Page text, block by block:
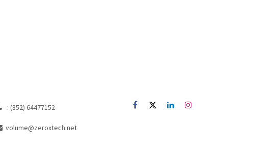
͏ : (852) 64477152
volume@zeroxtech.net